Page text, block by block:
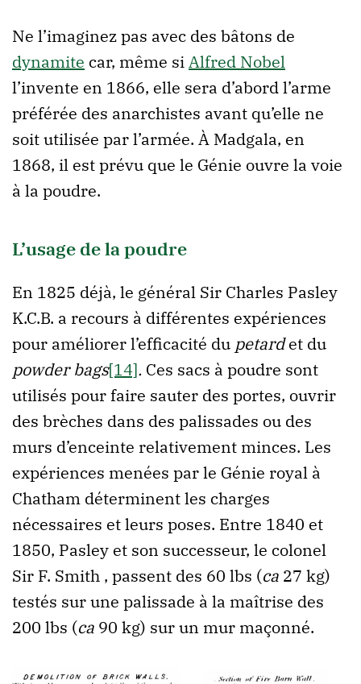
Ne l’imaginez pas avec des bâtons de
dynamite car, même siAlfred Nobel
l’invente en 1866, elle sera d’abord l’arme
préférée des anarchistes avant qu’elle ne
soit utilisée par l’armée. À Madgala, en
1868, il est prévu que le Génie ouvre la voie
à la poudre.
L’usage de la poudre
En 1825 déjà, le général Sir Charles Pasley
K.C.B. a recours à différentes expériences
pour améliorer l’efficacité du petardet du
powder bags[14]. Ces sacs à poudre sont
utilisés pour faire sauter des portes, ouvrir
des brèches dans des palissades ou des
murs d’enceinte relativement minces. Les
expériences menées par le Génie royal à
Chatham déterminent les charges
nécessaires et leurs poses. Entre 1840 et
1850, Pasley et son successeur, le colonel
Sir F. Smith , passent des 60 lbs (ca 27 kg)
testés sur une palissade à la maîtrise des
200 lbs (ca 90 kg) sur un mur maçonné.